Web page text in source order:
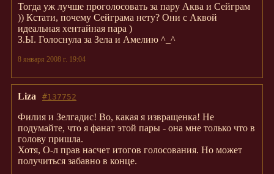
Тогда уж лучше проголосовать за пару Аква и Сейграм
)) Кстати, почему Сейграма нету? Они с Аквой
идеальная хентайная пара )
З.Ы. Голоснула за Зела и Амелию ^_^
8 января 2008 г. 19:04
#137752
Liza
Филия и Зелгадис! Во, какая я извращенка! Не
подумайте, что я фанат этой пары - она мне только что в
голову пришла.
Хотя, О-л прав насчет итогов голосования. Но может
получиться забавно в конце.